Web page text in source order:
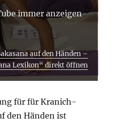
immer anzeigen
auf den Händen –
Lexikon“ direkt öffnen
für für Kranich-
den Händen ist